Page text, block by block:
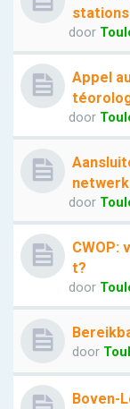
stations
door
Appel
door
door
CWOP:
t?
door
door
Boven-